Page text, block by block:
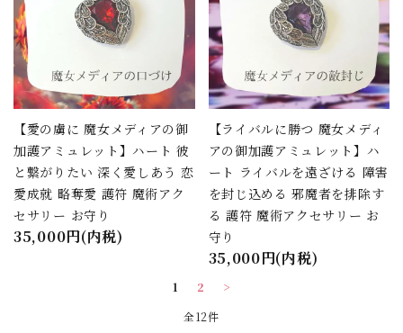
【愛の虜に 魔女メディアの御
加護アミュレット】ハート 彼
と繋がりたい 深く愛しあう 恋
愛成就 略奪愛 護符 魔術アク
セサリー お守り
35,000円(内税)
【ライバルに勝つ 魔女メディ
アの御加護アミュレット】ハ
ート ライバルを遠ざける 障害
を封じ込める 邪魔者を排除す
る 護符 魔術アクセサリー お
守り
35,000円(内税)
1 2
>
全12件